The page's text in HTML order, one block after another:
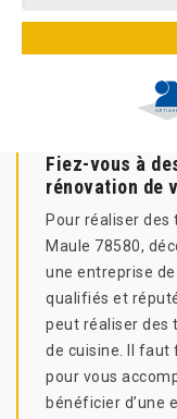
Fiez-vous à
rénovation de
Pour réaliser des
Maule 78580,
une entreprise
qualifiés et
peut réaliser des
de cuisine. Il faut
pour vous
bénéficier d’une